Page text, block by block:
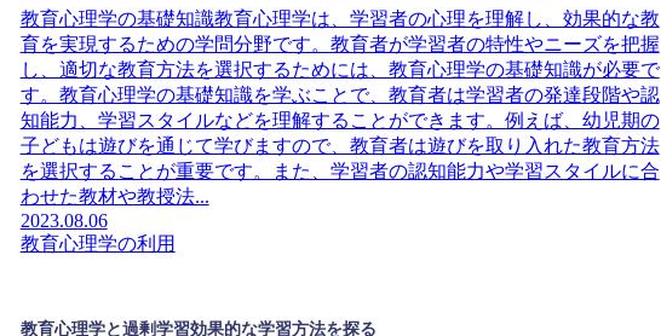
教育心理学の基礎知識教育心理学は、学習者の心理を理解し、効果的な教
育を実現するための学問分野です。教育者が学習者の特性やニーズを把握
し、適切な教育方法を選択するためには、教育心理学の基礎知識が必要で
す。教育心理学の基礎知識を学ぶことで、教育者は学習者の発達段階や認
知能力、学習スタイルなどを理解することができます。例えば、幼児期の
子どもは遊びを通じて学びますので、教育者は遊びを取り入れた教育方法
を選択することが重要です。また、学習者の認知能力や学習スタイルに合
わせた教材や教授法...
2023.08.06
教育心理学の利用
教育心理学と過剰学習効果的な学習方法を探る